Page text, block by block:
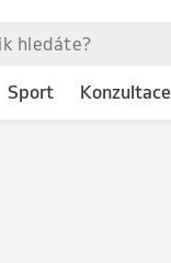
Sport Konzultace